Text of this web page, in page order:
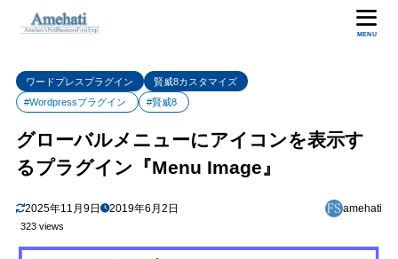
MENU
ワードプレスプラグイン
賢威8カスタマイズ
#Wordpressプラグイン
#賢威8
グローバルメニューにアイコンを表示す
るプラグイン『Menu Image』
2025年11月9日 2019年6月2日 amehati
323 views
目次
1 賢威8のグローバルメニュー
『Menu Image』のインストールと有効化
5 最後に